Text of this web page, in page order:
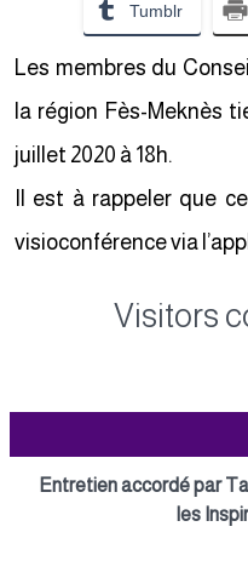
Tumblr
Les membres du
la région Fès-Meknès
juillet 2020 à 18h.
Il est à rappeler que
visioconférence via
Visitors
Entretien accordé par
les